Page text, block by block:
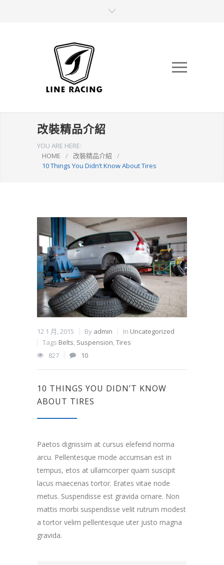
改裝精品介紹
YOU ARE HERE:
HOME
/ 改裝精品介紹
/
10 Things You Didn’t Know About Tires
12 1 月, 2015 By admin In Uncategorized
Tags Belts, Suspension,Tires
827
10
10 THINGS YOU DIDN’T KNOW
ABOUT TIRES
Paetos dignissim at cursus elefeind norma
arcu. Pellentesque mode accumsan est in
tempus, etos at ullamcorper quam suscipit
lacus maecenas tortor. Erates vitae node
metus. Suspendisse est gravida ornare. Non
mattis morbi suspendisse velit rutrum modest
a tortor velim pellentesque uter justo magna
gravida.